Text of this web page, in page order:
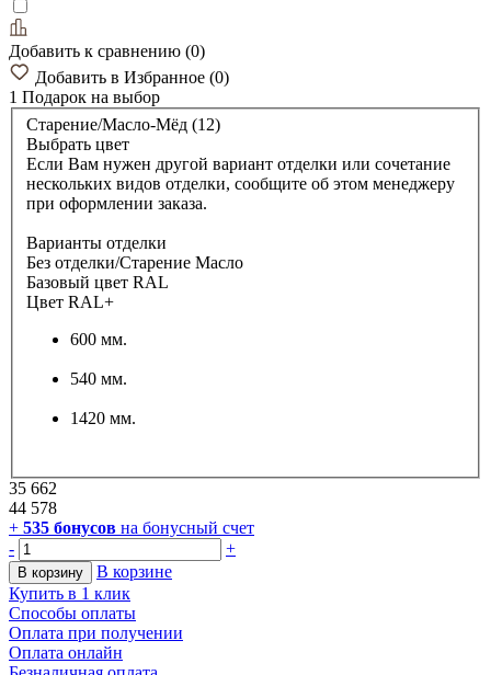
Добавить к сравнению (0)
Добавить в Избранное (0)
1 Подарок на выбор
Старение/Масло-Мёд (12)
Выбрать цвет
Если Вам нужен другой вариант отделки или сочетание
нескольких видов отделки, сообщите об этом менеджеру
при оформлении заказа.
Варианты отделки
Без отделки/Старение Масло
Базовый цвет RAL
Цвет RAL+
600 мм.
540 мм.
1420 мм.
35 662
44 578
+ 535 бонусов на бонусный счет
-
+
В корзину
В корзине
Купить в 1 клик
Способы оплаты
Оплата при получении
Оплата онлайн